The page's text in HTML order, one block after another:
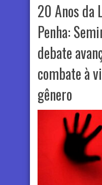
20 Anos da
Penha:
debate
combate à
gênero